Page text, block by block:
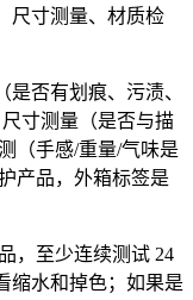
尺寸测量、材质检
否有划痕、污渍、
寸测量（是否与描
（手感/重量/气味是
产品，外箱标签是
，至少连续测试 24
缩水和掉色；如果是